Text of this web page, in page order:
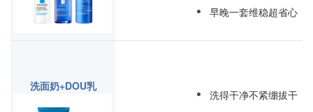
早晚一套维稳超省心
洗面奶+DOU乳
洗得干净不紧绷拔干